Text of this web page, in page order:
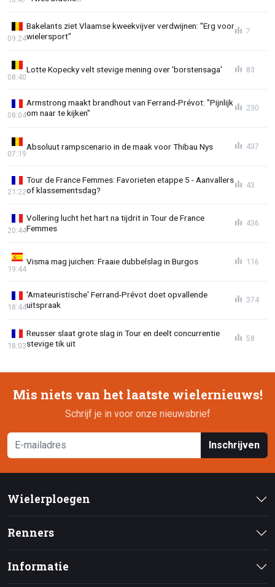
Bakelants ziet Vlaamse kweekvijver verdwijnen: "Erg voor
wielersport"
09:24
7
Lotte Kopecky velt stevige mening over 'borstensaga'
08:40
83
Armstrong maakt brandhout van Ferrand-Prévot: "Pijnlijk
om naar te kijken"
08:04
230
Absoluut rampscenario in de maak voor Thibau Nys
07:19
437
Tour de France Femmes: Favorieten etappe 5 - Aanvallers
of klassementsdag?
21:22
43
Vollering lucht het hart na tijdrit in Tour de France
Femmes
20:44
436
Visma mag juichen: Fraaie dubbelslag in Burgos
19:44
116
'Amateuristische' Ferrand-Prévot doet opvallende
uitspraak
18:44
374
Reusser slaat grote slag in Tour en deelt concurrentie
stevige tik uit
18:03
58
Mis niets van het laatste wielernieuws!
Schrijf je in voor onze nieuwsbrief
Inschrijven
Wielerploegen
Renners
Informatie